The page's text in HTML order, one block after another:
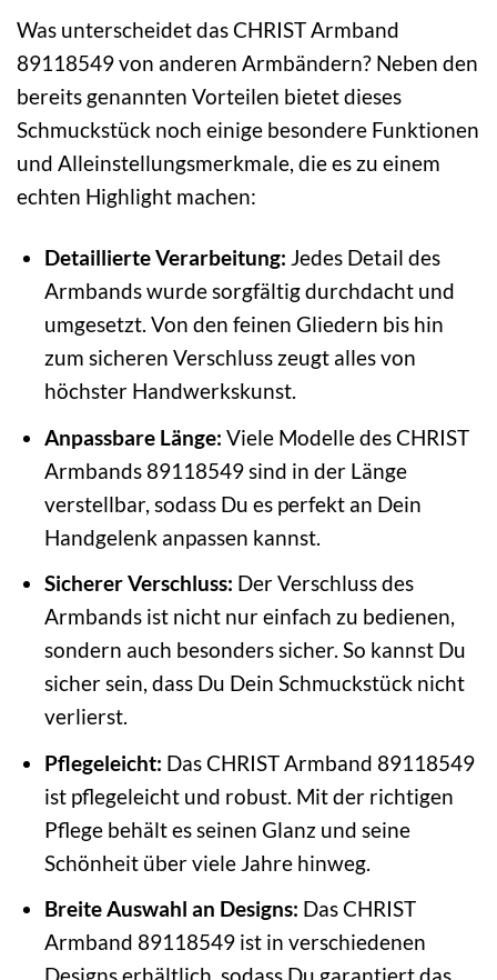
Was unterscheidet das CHRIST Armband
89118549 von anderen Armbändern? Neben den
bereits genannten Vorteilen bietet dieses
Schmuckstück noch einige besondere Funktionen
und Alleinstellungsmerkmale, die es zu einem
echten Highlight machen:
Detaillierte Verarbeitung: Jedes Detail des
Armbands wurde sorgfältig durchdacht und
umgesetzt. Von den feinen Gliedern bis hin
zum sicheren Verschluss zeugt alles von
höchster Handwerkskunst.
Anpassbare Länge: Viele Modelle des CHRIST
Armbands 89118549 sind in der Länge
verstellbar, sodass Du es perfekt an Dein
Handgelenk anpassen kannst.
Sicherer Verschluss: Der Verschluss des
Armbands ist nicht nur einfach zu bedienen,
sondern auch besonders sicher. So kannst Du
sicher sein, dass Du Dein Schmuckstück nicht
verlierst.
Pflegeleicht: Das CHRIST Armband 89118549
ist pflegeleicht und robust. Mit der richtigen
Pflege behält es seinen Glanz und seine
Schönheit über viele Jahre hinweg.
Breite Auswahl an Designs: Das CHRIST
Armband 89118549 ist in verschiedenen